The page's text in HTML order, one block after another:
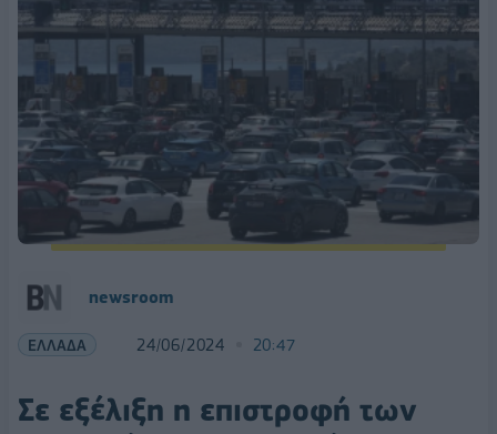
newsroom
ΕΛΛΑΔΑ 24/06/2024 20:47
Σε εξέλιξη η επιστροφή των